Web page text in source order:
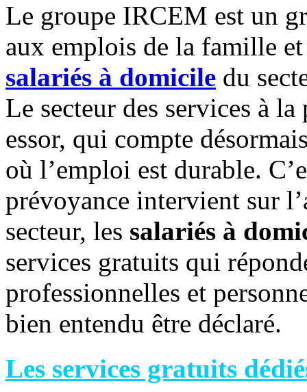
Le groupe IRCEM est un
aux emplois de la famille
salariés à domicile du
Le secteur des services à
essor, qui compte
où l’emploi est durable.
prévoyance intervient sur
secteur, les salariés à
services gratuits qui
professionnelles et
bien entendu être déclaré.
Les services gratuits